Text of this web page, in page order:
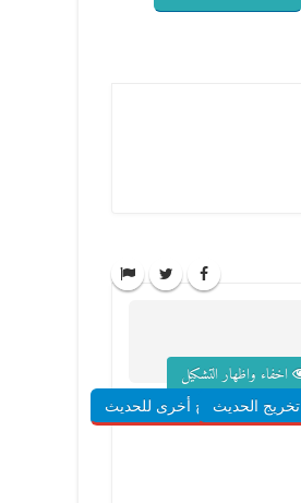
اخفاء واظهار التشكيل
تخريج الحديثشروح أخرى للحديث